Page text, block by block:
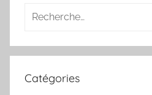
Catégories